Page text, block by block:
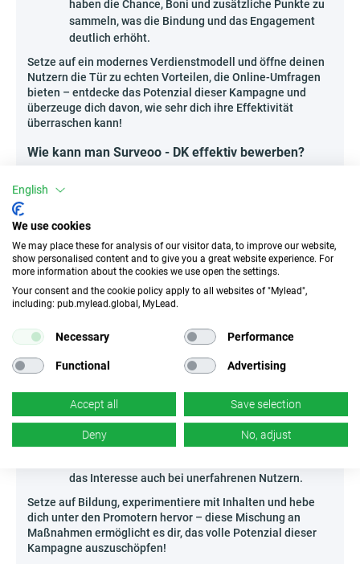
haben die Chance, Boni und zusätzliche Punkte zu
sammeln, was die Bindung und das Engagement
deutlich erhöht.
Setze auf ein modernes Verdienstmodell und öffne deinen
Nutzern die Tür zu echten Vorteilen, die Online-Umfragen
bieten – entdecke das Potenzial dieser Kampagne und
überzeuge dich davon, wie sehr dich ihre Effektivität
überraschen kann!
Wie kann man Surveoo - DK effektiv bewerben?
nach einfachen und legalen Möglichkeiten für ein
Umfrageprogramme auf besonderes Interesse. Die
vielfältig:
Kreative Verdienst-Ratgeber– veröffentliche
Artikel oder E-Books über effektives Ausfüllen von
Umfragen und hebe schnelle Gewinne sowie die
Einfachheit des Prozesses hervor.
Webinare und Podcasts über Online-Verdienst
Diskussionen über legale Wege, zusätzliche
Einkommensquellen durch Umfragen aufzubauen,
eignen sich besonders für Menschen, die
Expertenwissen schätzen.
Infografiken und Mini-Kurse in sozialen Medien–
zeige mit einfachen Grafiken, wie leicht man mit
das Interesse auch bei unerfahrenen Nutzern.
Setze auf Bildung, experimentiere mit Inhalten und hebe
dich unter den Promotern hervor – diese Mischung an
Maßnahmen ermöglicht es dir, das volle Potenzial dieser
Kampagne auszuschöpfen!
English
We use cookies
We may place these for analysis of our visitor data, to improve our website,
show personalised content and to give you a great website experience. For
more information about the cookies we use open the settings.
Your consent and the cookie policy apply to all websites of "Mylead",
including: pub.mylead.global, MyLead.
Necessary Performance
Functional Advertising
Accept all Save selection
Deny No, adjust